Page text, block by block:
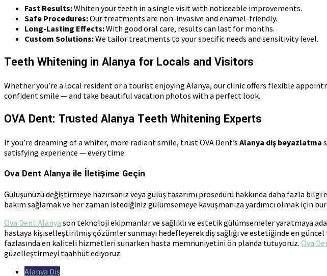
Fast Results:Whiten your teeth in a single visit with noticeable improvements.
Safe Procedures:Our treatments are non-invasive and enamel-friendly.
Long-Lasting Effects:With good oral care, results can last for months.
Custom Solutions:We tailor treatments to your specific needs and sensitivity level.
Teeth Whitening in Alanya for Locals and Visitors
Whether you’re a local resident or a tourist enjoying Alanya, our clinic offers flexible
confident smile — and take beautiful vacation photos with a perfect look.
OVA Dent: Trusted Alanya Teeth Whitening Experts
If you’re dreaming of a whiter, more radiant smile, trust OVA Dent’s Alanya diş beyazlatma
satisfying experience — every time.
Ova Dent Alanya ile İletişime Geçin
Gülüşünüzü değiştirmeye hazırsanız veya gülüş tasarımı prosedürü hakkında daha fazla bilgi
bakım sağlamak ve her zaman istediğiniz gülümsemeye kavuşmanıza yardımcı olmak için
Ova Dent Alanya son teknoloji ekipmanlar ve sağlıklı ve estetik gülümsemeler yaratmaya
hastaya kişiselleştirilmiş çözümler sunmayı hedefleyerek diş sağlığı ve estetiğinde en
fazlasında en kaliteli hizmetleri sunarken hasta memnuniyetini ön planda tutuyoruz. Ova
güzelleştirmeyi taahhüt ediyoruz.
Alanya Diş